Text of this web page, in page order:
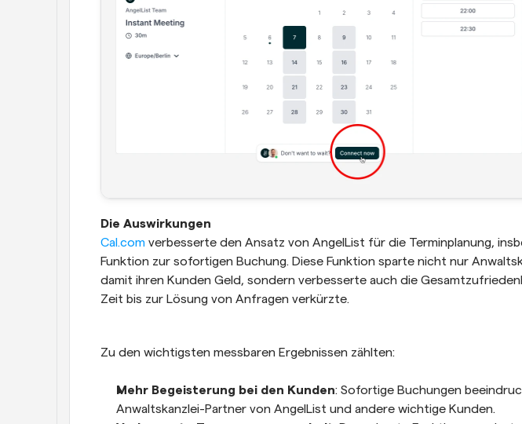
Die Auswirkungen
Cal.com verbesserte den Ansatz von AngelList für die Terminplanung,
Funktion zur sofortigen Buchung. Diese Funktion sparte nicht nur
damit ihren Kunden Geld, sondern verbesserte auch die
Zeit bis zur Lösung von Anfragen verkürzte.
Zu den wichtigsten messbaren Ergebnissen zählten:
Mehr Begeisterung bei den Kunden: Sofortige Buchungen
Anwaltskanzlei-Partner von AngelList und andere wichtige Kunden.